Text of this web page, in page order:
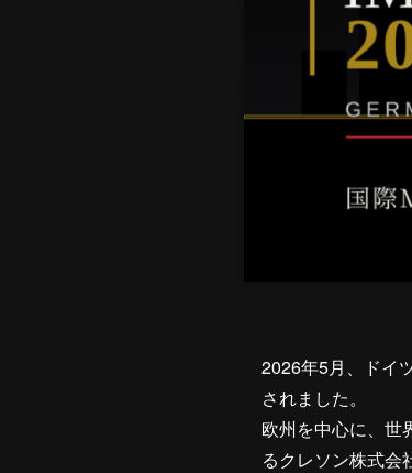
2026年5月、ドイ
されました。
欧州を中心に、世
るクレソン株式会